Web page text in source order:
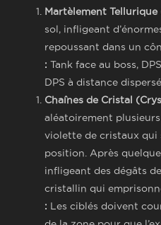
Martèlement
sol, infligeant
repoussant dans un
: Tank face au boss,
DPS à distance
Chaînes de Cristal
aléatoirement
violette de cristaux qui
position. Après
infligeant des dégâts
cristallin qui
: Les ciblés doivent